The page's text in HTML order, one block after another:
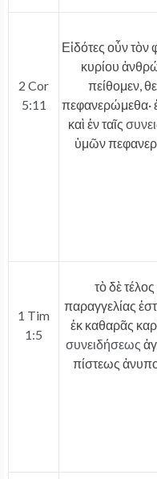
2 Cor
5:11
Εἰδότες οὖν τὸν
κυρίου
πείθομεν,
πεφανερώμεθα·
καὶ ἐν ταῖς
ὑμῶν
1 Tim
1:5
τὸ δὲ τέλος
παραγγελίας
ἐκ καθαρᾶς
συνειδήσεως
πίστεως